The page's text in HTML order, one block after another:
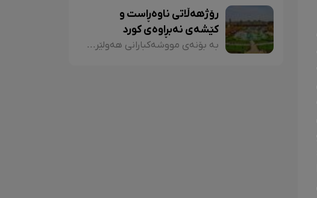
رۆژهەڵاتی ناوەڕاست و
کێشەی نەبڕاوەی کورد
بە بۆنەی مووشەکبارانی هەولێری پایتەختی کوردستانەوە